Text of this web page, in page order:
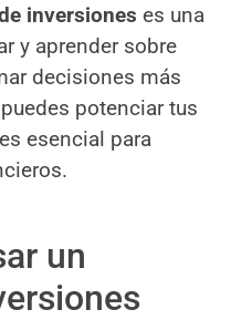
inversiones es una
y aprender sobre
decisiones más
potenciar tus
esencial para
un